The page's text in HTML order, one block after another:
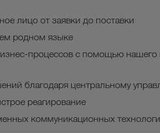
лицо от заявки до поставки
родном языке
процессов с помощью нашего
благодаря центральному
реагирование
коммуникационных